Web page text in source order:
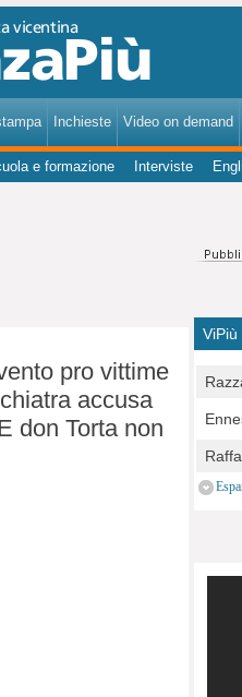
Inchieste Video on demand
e formazione Interviste
pro vittime
accusa
don Torta non
ViPiù
per
E